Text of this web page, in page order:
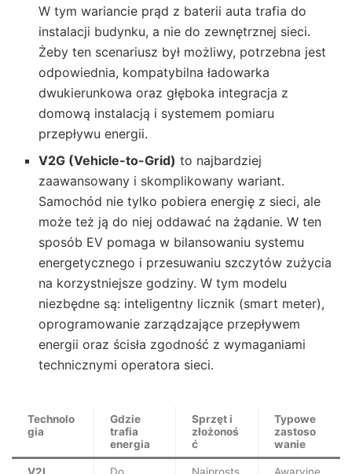
W tym wariancie prąd z baterii auta trafia do
instalacji budynku, a nie do zewnętrznej sieci.
Żeby ten scenariusz był możliwy, potrzebna jest
odpowiednia, kompatybilna ładowarka
dwukierunkowa oraz głęboka integracja z
domową instalacją i systemem pomiaru
przepływu energii.
V2G (Vehicle-to-Grid) to najbardziej
zaawansowany i skomplikowany wariant.
Samochód nie tylko pobiera energię z sieci, ale
może też ją do niej oddawać na żądanie. W ten
sposób EV pomaga w bilansowaniu systemu
energetycznego i przesuwaniu szczytów zużycia
na korzystniejsze godziny. W tym modelu
niezbędne są: inteligentny licznik (smart meter),
oprogramowanie zarządzające przepływem
energii oraz ścisła zgodność z wymaganiami
technicznymi operatora sieci.
Technolo
gia
Gdzie
trafia
energia
Sprzęt i
złożonoś
ć
Typowe
zastoso
wanie